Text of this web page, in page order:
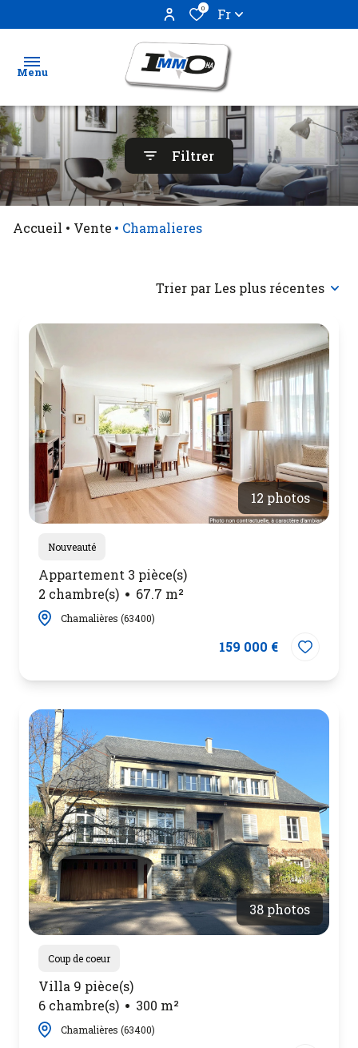
0 Fr
Menu
Ventes
Locations
Biens
Gestion
Contact
Filtrer
Accueil Vente Chamalieres
Trier par Les plus récentes
12 photos
Nouveauté
Appartement 3 pièce(s)
2 chambre(s)
67.7 m²
Chamalières (63400)
159 000 €
38 photos
Coup de coeur
Villa 9 pièce(s)
6 chambre(s)
300 m²
Chamalières (63400)